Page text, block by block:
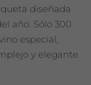
diseñada
año. Sólo 300
especial,
y elegante